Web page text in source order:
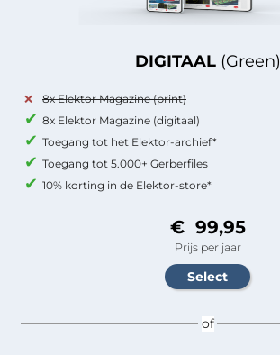
DIGITAAL (Green)
8x Elektor Magazine (print)
8x Elektor Magazine (digitaal)
Toegang tot het Elektor-archief*
Toegang tot 5.000+ Gerberfiles
10% korting in de Elektor-store*
€ 99,95
Prijs per jaar
of